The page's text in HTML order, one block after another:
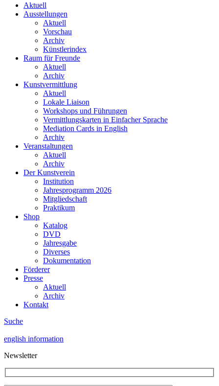
Aktuell
Ausstellungen
Aktuell
Vorschau
Archiv
Künstlerindex
Raum für Freunde
Aktuell
Archiv
Kunstvermittlung
Aktuell
Lokale Liaison
Workshops und Führungen
Vermittlungskarten in Einfacher Sprache
Mediation Cards in English
Archiv
Veranstaltungen
Aktuell
Archiv
Der Kunstverein
Institution
Jahresprogramm 2026
Mitgliedschaft
Praktikum
Shop
Katalog
DVD
Jahresgabe
Diverses
Dokumentation
Förderer
Presse
Aktuell
Archiv
Kontakt
Suche
english information
Newsletter